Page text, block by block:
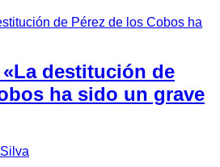
destitución de
ha sido un grave